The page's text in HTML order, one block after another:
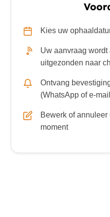
Kies uw
Uw aanvraag wordt
uitgezonden naar
Ontvang
(WhatsApp of e-
Bewerk of
moment